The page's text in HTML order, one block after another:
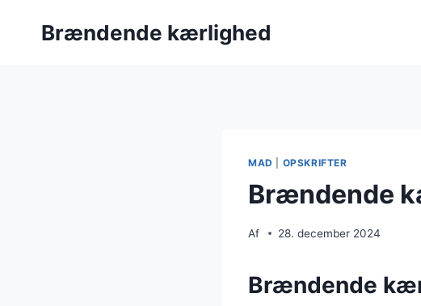
Brændende kærlighed
MAD OPSKRIFTER
Brændende
Af 28. december 2024
Brændende